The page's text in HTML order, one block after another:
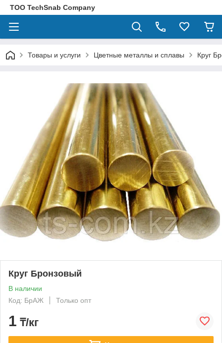
ТОО TechSnab Company
Товары и услуги Цветные металлы и сплавы Круг
Круг Бронзовый
В наличии
Код: БрАЖ
Только опт
1 ₸/кг